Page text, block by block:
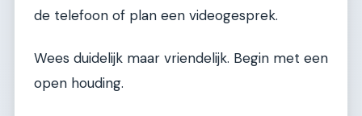
de telefoon of plan een videogesprek.
Wees duidelijk maar vriendelijk. Begin met een
open houding.